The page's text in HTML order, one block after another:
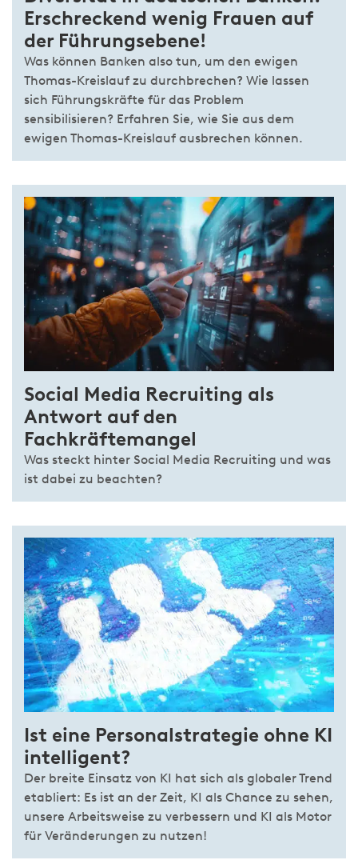
Erschreckend wenig Frauen auf
der Führungsebene!
Was können Banken also tun, um den ewigen
Thomas-Kreislauf zu durchbrechen? Wie lassen
sich Führungskräfte für das Problem
sensibilisieren? Erfahren Sie, wie Sie aus dem
ewigen Thomas-Kreislauf ausbrechen können.
Social Media Recruiting als
Antwort auf den
Fachkräftemangel
Was steckt hinter Social Media Recruiting und was
ist dabei zu beachten?
Ist eine Personalstrategie ohne KI
intelligent?
Der breite Einsatz von KI hat sich als globaler Trend
etabliert: Es ist an der Zeit, KI als Chance zu sehen,
unsere Arbeitsweise zu verbessern und KI als Motor
für Veränderungen zu nutzen!